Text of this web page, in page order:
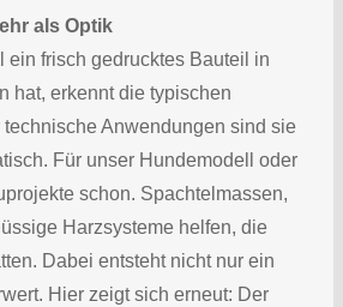
als Optik
ein frisch gedrucktes Bauteil in
hat, erkennt die typischen
Anwendungen sind sie
Für unser Hundemodell oder
schon. Spachtelmassen,
Harzsysteme helfen, die
Dabei entsteht nicht nur ein
Hier zeigt sich erneut: Der